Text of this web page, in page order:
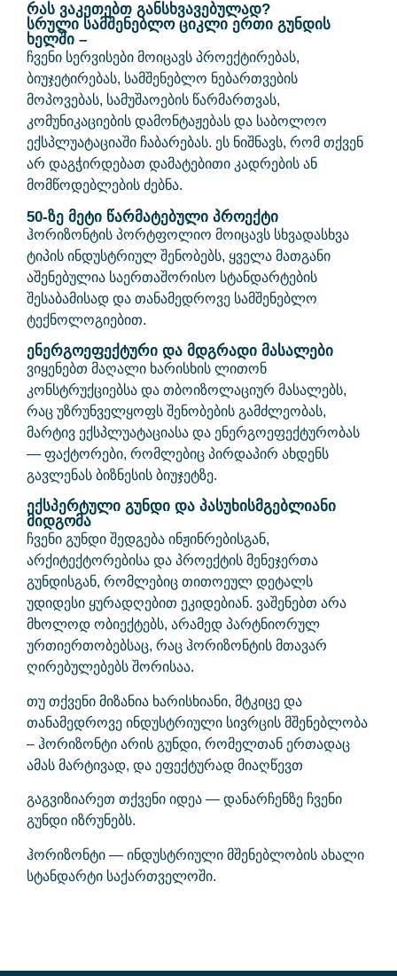
რას ვაკეთებთ განსხვავებულად?
სრული სამშენებლო ციკლი ერთი გუნდის
ხელში –
ჩვენი სერვისები მოიცავს პროექტირებას,
ბიუჯეტირებას, სამშენებლო ნებართვების
მოპოვებას, სამუშაოების წარმართვას,
კომუნიკაციების დამონტაჟებას და საბოლოო
ექსპლუატაციაში ჩაბარებას. ეს ნიშნავს, რომ თქვენ
არ დაგჭირდებათ დამატებითი კადრების ან
მომწოდებლების ძებნა.
50-ზე მეტი წარმატებული პროექტი
ჰორიზონტის პორტფოლიო მოიცავს სხვადასხვა
ტიპის ინდუსტრიულ შენობებს, ყველა მათგანი
აშენებულია საერთაშორისო სტანდარტების
შესაბამისად და თანამედროვე სამშენებლო
ტექნოლოგიებით.
ენერგოეფექტური და მდგრადი მასალები
ვიყენებთ მაღალი ხარისხის ლითონ
კონსტრუქციებსა და თბოიზოლაციურ მასალებს,
რაც უზრუნველყოფს შენობების გამძლეობას,
მარტივ ექსპლუატაციასა და ენერგოეფექტურობას
— ფაქტორები, რომლებიც პირდაპირ ახდენს
გავლენას ბიზნესის ბიუჯეტზე.
ექსპერტული გუნდი და პასუხისმგებლიანი
მიდგომა
ჩვენი გუნდი შედგება ინჟინრებისგან,
არქიტექტორებისა და პროექტის მენეჯერთა
გუნდისგან, რომლებიც თითოეულ დეტალს
უდიდესი ყურადღებით ეკიდებიან. ვაშენებთ არა
მხოლოდ ობიექტებს, არამედ პარტნიორულ
ურთიერთობებსაც, რაც ჰორიზონტის მთავარ
ღირებულებებს შორისაა.
თუ თქვენი მიზანია ხარისხიანი, მტკიცე და
თანამედროვე ინდუსტრიული სივრცის მშენებლობა
– ჰორიზონტი არის გუნდი, რომელთან ერთადაც
ამას მარტივად, და ეფექტურად მიაღწევთ
გაგვიზიარეთ თქვენი იდეა — დანარჩენზე ჩვენი
გუნდი იზრუნებს.
ჰორიზონტი — ინდუსტრიული მშენებლობის ახალი
სტანდარტი საქართველოში.